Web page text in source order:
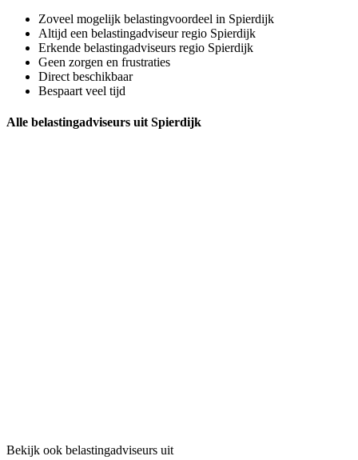
Zoveel mogelijk belastingvoordeel in Spierdijk
Altijd een belastingadviseur regio Spierdijk
Erkende belastingadviseurs regio Spierdijk
Geen zorgen en frustraties
Direct beschikbaar
Bespaart veel tijd
Alle belastingadviseurs uit Spierdijk
Bekijk ook belastingadviseurs uit